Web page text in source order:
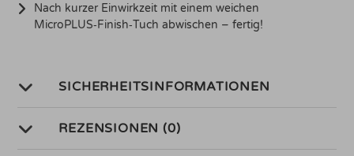
Nach kurzer Einwirkzeit mit einem weichen
MicroPLUS‑Finish‑Tuch abwischen – fertig!
SICHERHEITSINFORMATIONEN
REZENSIONEN (0)